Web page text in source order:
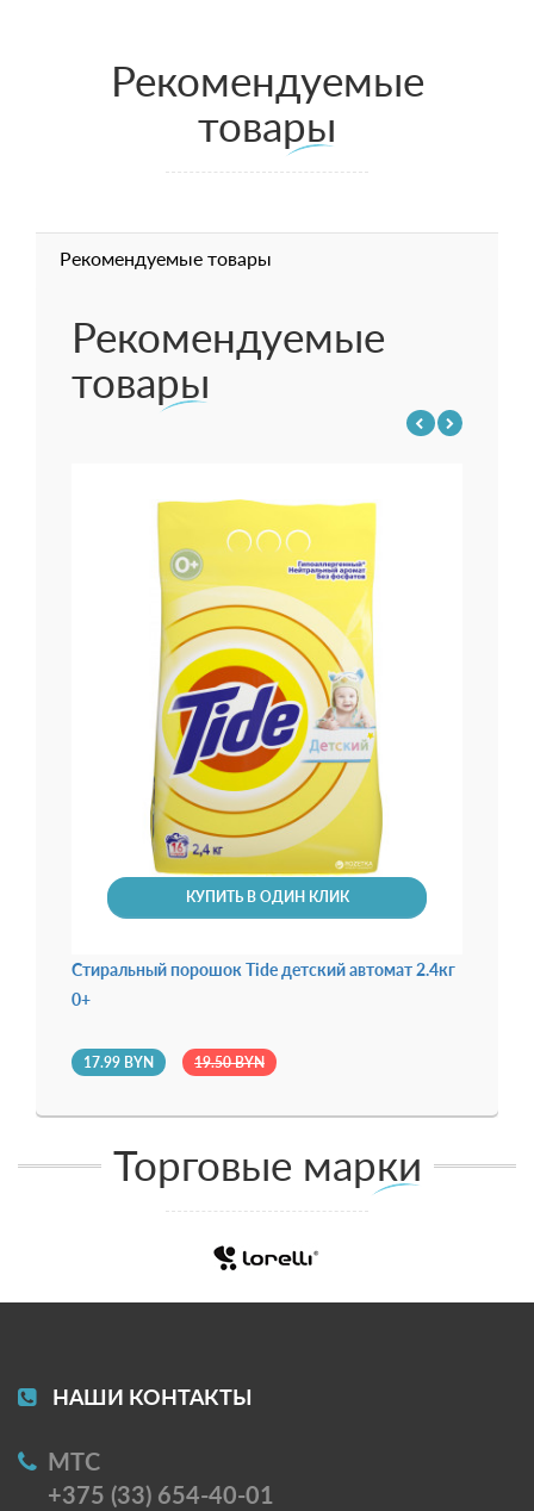
Рекомендуемые
товары
Рекомендуемые товары
Рекомендуемые
товары
КУПИТЬ В ОДИН КЛИК
Стиральный порошок Tide детский автомат 2.4кг
0+
17.99 BYN 19.50 BYN
Торговые марки
НАШИ КОНТАКТЫ
МТС
+375 (33) 654-40-01